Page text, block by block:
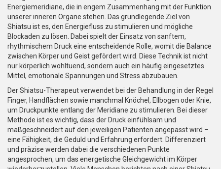
Energiemeridiane, die in engem Zusammenhang mit der Funktion
unserer inneren Organe stehen. Das grundlegende Ziel von
Shiatsu ist es, den Energiefluss zu stimulieren und mögliche
Blockaden zu lösen. Dabei spielt der Einsatz von sanftem,
rhythmischem Druck eine entscheidende Rolle, womit die Balance
zwischen Körper und Geist gefördert wird. Diese Technik ist nicht
nur körperlich wohltuend, sondern auch ein häufig eingesetztes
Mittel, emotionale Spannungen und Stress abzubauen.
Der Shiatsu-Therapeut verwendet bei der Behandlung in der Regel
Finger, Handflächen sowie manchmal Knöchel, Ellbogen oder Knie,
um Druckpunkte entlang der Meridiane zu stimulieren. Bei dieser
Methode ist es wichtig, dass der Druck einfühlsam und
maßgeschneidert auf den jeweiligen Patienten angepasst wird –
eine Fähigkeit, die Geduld und Erfahrung erfordert. Differenziert
und präzise werden dabei die verschiedenen Punkte
angesprochen, um das energetische Gleichgewicht im Körper